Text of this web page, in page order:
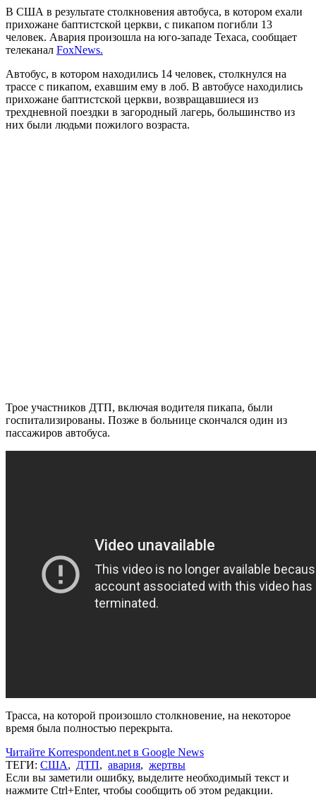
В США в результате столкновения автобуса, в котором ехали
прихожане баптистской церкви, с пикапом погибли 13
человек. Авария произошла на юго-западе Техаса, сообщает
телеканал FoxNews.
Автобус, в котором находились 14 человек, столкнулся на
трассе с пикапом, ехавшим ему в лоб. В автобусе находились
прихожане баптистской церкви, возвращавшиеся из
трехдневной поездки в загородный лагерь, большинство из
них были людьми пожилого возраста.
Трое участников ДТП, включая водителя пикапа, были
госпитализированы. Позже в больнице скончался один из
пассажиров автобуса.
Трасса, на которой произошло столкновение, на некоторое
время была полностью перекрыта.
Читайте Korrespondent.net в Google News
ТЕГИ: США, ДТП, авария, жертвы
Если вы заметили ошибку, выделите необходимый текст и
нажмите Ctrl+Enter, чтобы сообщить об этом редакции.